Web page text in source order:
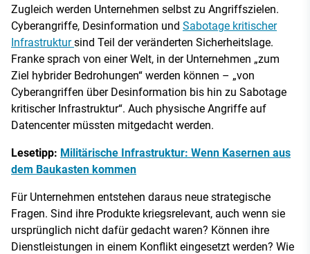
Zugleich werden Unternehmen selbst zu Angriffszielen.
Cyberangriffe, Desinformation und Sabotage kritischer
Infrastruktursind Teil der veränderten Sicherheitslage.
Franke sprach von einer Welt, in der Unternehmen „zum
Ziel hybrider Bedrohungen“ werden können – „von
Cyberangriffen über Desinformation bis hin zu Sabotage
kritischer Infrastruktur“. Auch physische Angriffe auf
Datencenter müssten mitgedacht werden.
Lesetipp: Militärische Infrastruktur: Wenn Kasernen aus
dem Baukasten kommen
Für Unternehmen entstehen daraus neue strategische
Fragen. Sind ihre Produkte kriegsrelevant, auch wenn sie
ursprünglich nicht dafür gedacht waren? Können ihre
Dienstleistungen in einem Konflikt eingesetzt werden? Wie